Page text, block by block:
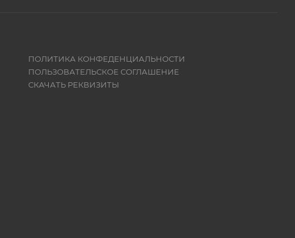
ПОЛИТИКА КОНФЕДЕНЦИАЛЬНОСТИ
ПОЛЬЗОВАТЕЛЬСКОЕ СОГЛАШЕНИЕ
СКАЧАТЬ РЕКВИЗИТЫ